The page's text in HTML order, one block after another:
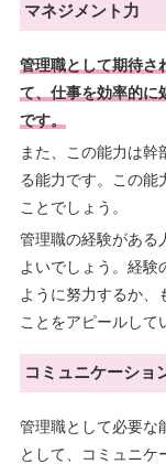
マネジメント力
管理職として期待さ
て、仕事を効率的に
です。
また、この能力は幹
る能力です。この能
ことでしょう。
管理職の経験がある
よいでしょう。経験
ように努力するか、
ことをアピールして
コミュニケーショ
管理職として必要な
として、コミュニケ